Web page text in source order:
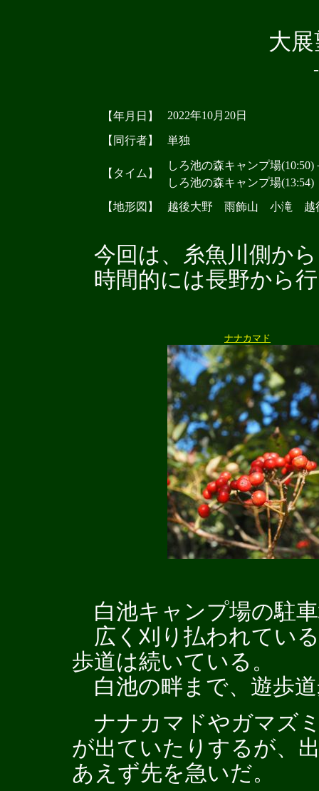
大
【年月日】 2022年10月20日
【同行者】 単独
【タイム】
しろ池の森キャンプ場(10:50)
しろ池の森キャンプ場(13:54)
【地形図】
越後大野 雨飾山 小滝
今回は、糸魚川側か
時間的には長野から
ナナカマド
白池キャンプ場の駐
広く刈り払われてい
歩道は続いている。
白池の畔まで、遊歩
ナナカマドやガマズ
が出ていたりするが、
あえず先を急いだ。